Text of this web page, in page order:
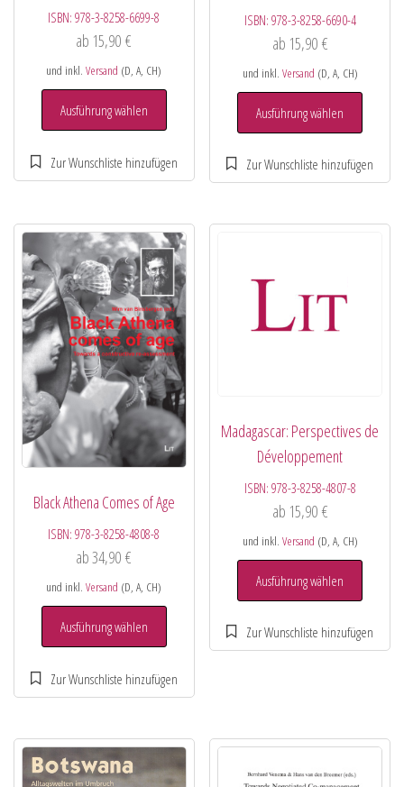
ISBN:978-3-8258-6699-8
ab 15,90€
und inkl.Versand (D, A, CH)
Ausführung wählen
ISBN: 978-3-8258-6690-4
ab 15,90 €
und inkl. Versand (D, A, CH)
Ausführung wählen
Black Athena Comes of Age
ISBN:978-3-8258-4808-8
ab34,90€
und inkl.Versand (D, A, CH)
Ausführung wählen
Madagascar: Perspectives de
Développement
ISBN: 978-3-8258-4807-8
ab 15,90 €
und inkl. Versand (D, A, CH)
Ausführung wählen